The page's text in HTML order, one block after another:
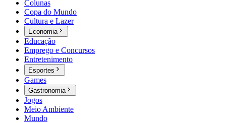
Colunas
Copa do Mundo
Cultura e Lazer
Economia
Educação
Emprego e Concursos
Entretenimento
Esportes
Games
Gastronomia
Jogos
Meio Ambiente
Mundo